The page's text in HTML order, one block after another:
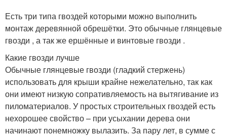
Есть три типа гвоздей которыми можно выполнить
монтаж деревянной обрешётки. Это обычные глянцевые
гвозди , а так же ершённые и винтовые гвозди .
Какие гвозди лучше
Обычные глянцевые гвозди (гладкий стержень)
использовать для крыши крайне нежелательно, так как
они имеют низкую сопративляемость на вытягивание из
пиломатериалов. У простых строительных гвоздей есть
нехорошее свойство – при усыхании дерева они
начинают понемножку вылазить. За пару лет, в сумме с